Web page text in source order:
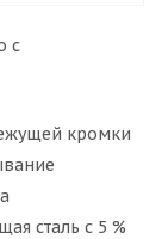
с
кромки
сталь с 5 %